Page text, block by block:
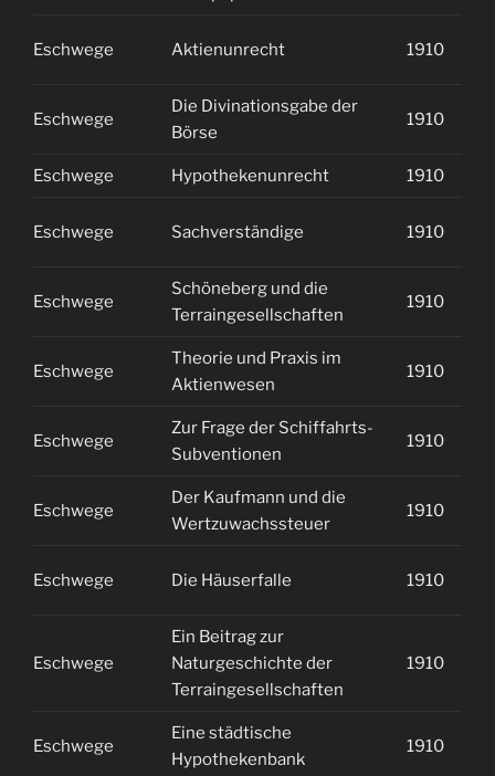
Eschwege Aktienunrecht 1910
Eschwege
Die Divinationsgabe der
Börse
1910
Eschwege Hypothekenunrecht 1910
Eschwege Sachverständige 1910
Eschwege
Schöneberg und die
Terraingesellschaften
1910
Eschwege
Theorie und Praxis im
Aktienwesen
1910
Eschwege
Zur Frage der Schiffahrts-
Subventionen
1910
Eschwege
Der Kaufmann und die
Wertzuwachssteuer
1910
Eschwege Die Häuserfalle 1910
Eschwege
Ein Beitrag zur
Naturgeschichte der
Terraingesellschaften
1910
Eschwege
Eine städtische
Hypothekenbank
1910